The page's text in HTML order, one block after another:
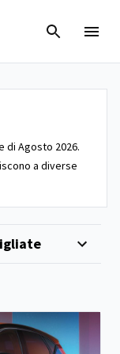
Agosto 2026.
a diverse